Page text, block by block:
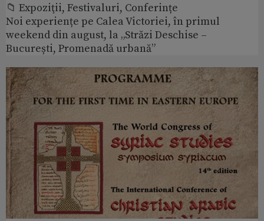
📁 Expoziţii, Festivaluri, Conferințe
Noi experiențe pe Calea Victoriei, în primul
weekend din august, la „Străzi Deschise –
București, Promenadă urbană”